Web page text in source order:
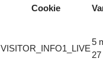
Cookie
VISITOR_INFO1_LIVE
5